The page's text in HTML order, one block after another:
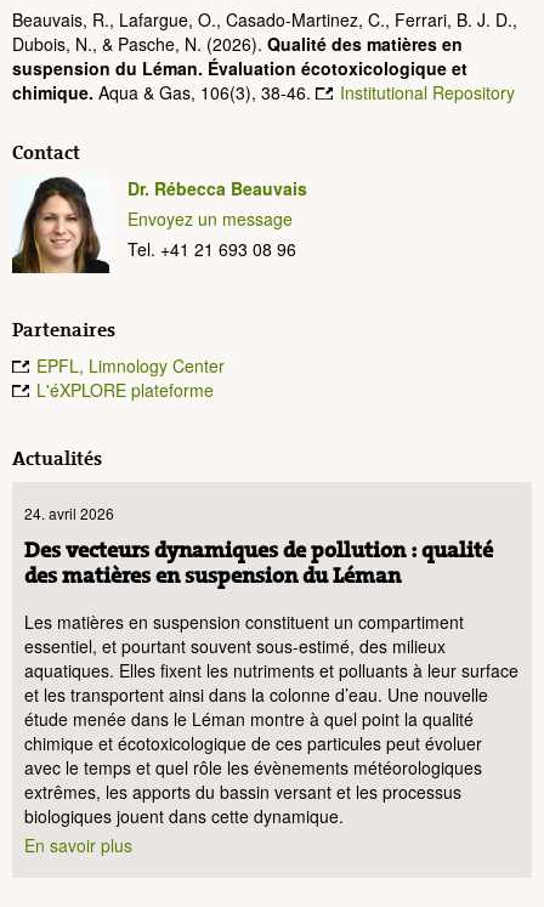
Beauvais, R., Lafargue, O., Casado-Martinez, C., Ferrari, B. J. D.,
Dubois, N., & Pasche, N. (2026). Qualité des matières en
suspension du Léman. Évaluation écotoxicologique et
chimique. Aqua & Gas, 106(3), 38-46. Institutional Repository
Contact
Dr. Rébecca Beauvais
Envoyez un message
Tel. +41 21 693 08 96
Partenaires
EPFL, Limnology Center
L'éXPLORE plateforme
Actualités
24. avril 2026
Des vecteurs dynamiques de pollution : qualité
des matières en suspension du Léman
Les matières en suspension constituent un compartiment
essentiel, et pourtant souvent sous-estimé, des milieux
aquatiques. Elles fixent les nutriments et polluants à leur surface
et les transportent ainsi dans la colonne d’eau. Une nouvelle
étude menée dans le Léman montre à quel point la qualité
chimique et écotoxicologique de ces particules peut évoluer
avec le temps et quel rôle les évènements météorologiques
extrêmes, les apports du bassin versant et les processus
biologiques jouent dans cette dynamique.
En savoir plus